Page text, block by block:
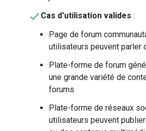
Cas d'utilisation valides :
Page de forum
utilisateurs peuvent parler
Plate-forme de forum
une grande variété de
forums
Plate-forme de réseaux
utilisateurs peuvent